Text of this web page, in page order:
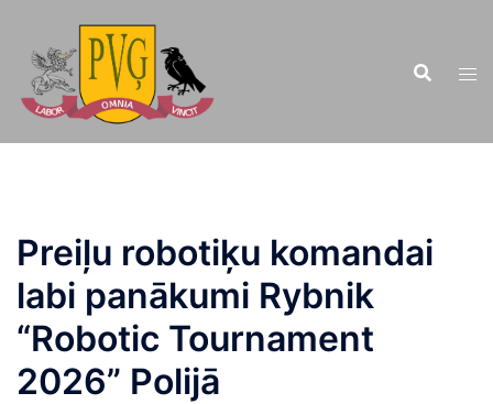
saturu
Preiļu robotiķu komandai
labi panākumi Rybnik
“Robotic Tournament
2026” Polijā